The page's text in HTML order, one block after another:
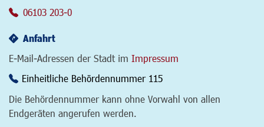
06103 203-0
Anfahrt
E-Mail-Adressen der Stadt im Impressum
Einheitliche Behördennummer 115
Die Behördennummer kann ohne Vorwahl von allen
Endgeräten angerufen werden.